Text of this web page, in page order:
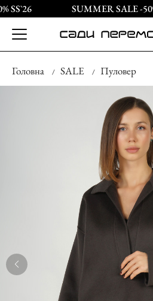
SS`26 SUMMER SALE -
Головна SALE Пуловер